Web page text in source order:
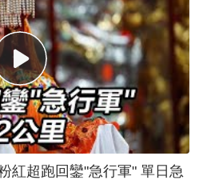
跑回鑾"急行軍" 單日急